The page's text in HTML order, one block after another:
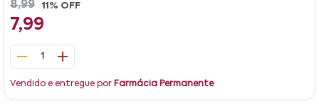
8,99 11% OFF
7,99
1
Vendido e entregue por Farmácia Permanente